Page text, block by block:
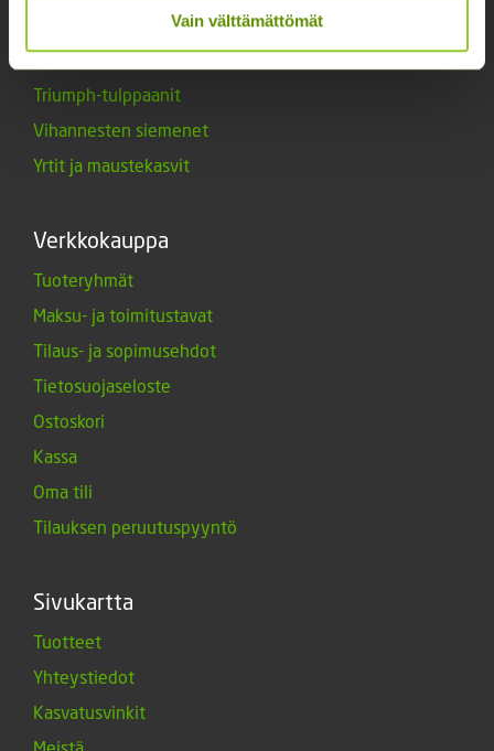
Vain välttämättömät
Tarvikkeet
Triumph-tulppaanit
Vihannesten siemenet
Yrtit ja maustekasvit
Verkkokauppa
Tuoteryhmät
Maksu- ja toimitustavat
Tilaus- ja sopimusehdot
Tietosuojaseloste
Ostoskori
Kassa
Oma tili
Tilauksen peruutuspyyntö
Sivukartta
Tuotteet
Yhteystiedot
Kasvatusvinkit